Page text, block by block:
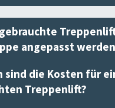
angepasst
sind die Kosten für
Treppenlift?